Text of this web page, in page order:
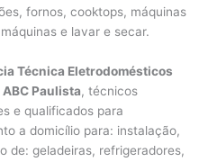
fornos, cooktops, máquinas
e lavar e secar.
Técnica Eletrodomésticos
Paulista, técnicos
e qualificados para
a domicílio para: instalação,
de: geladeiras, refrigeradores,